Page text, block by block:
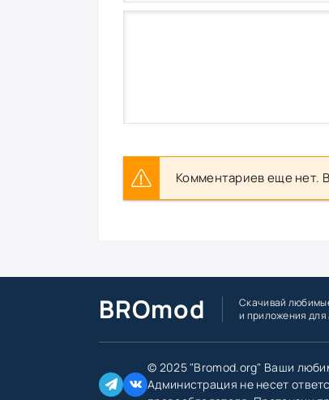
Комментариев еще нет.
BROmod
Скачивай
и приложения
© 2025 "Bromod.org" Ваши
Администрация не несет